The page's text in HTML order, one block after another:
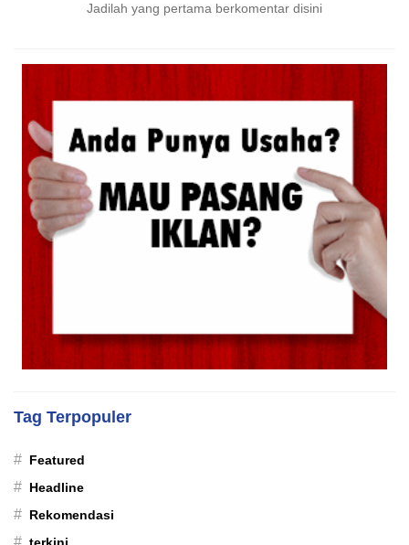
Jadilah yang pertama berkomentar disini
Tag Terpopuler
# Featured
# Headline
# Rekomendasi
# terkini